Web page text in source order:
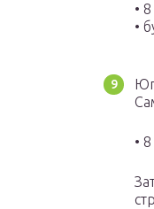
•
•
•